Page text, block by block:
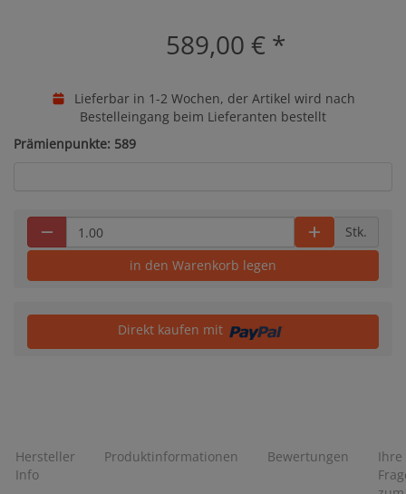
589,00 € *
Lieferbar in 1-2 Wochen, der Artikel wird nach
Bestelleingang beim Lieferanten bestellt
Prämienpunkte: 589
Stk.
in den Warenkorb legen
Direkt kaufen mit
Hersteller
Info
Produktinformationen Bewertungen
Ihre